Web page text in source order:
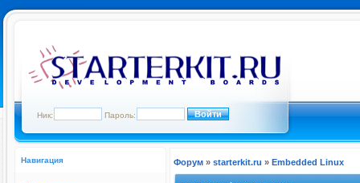
Ник: Пароль:
Навигация Форум » starterkit.ru » Embedded Linux